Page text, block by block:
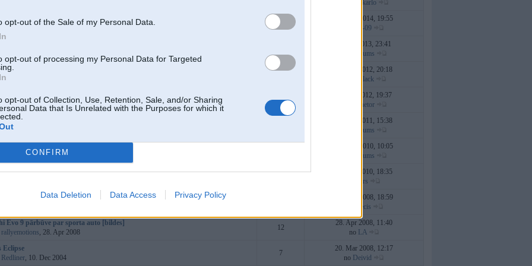
opt-out of the Sale of my Personal Data.
opt-out of processing my Personal Data for Targeted
opt-out of Collection, Use, Retention, Sale, and/or Sharing
Data that Is Unrelated with the Purposes for which it
CONFIRM
Data Deletion Data Access Privacy Policy
Papakarlo
1 2
Sandis_UR
29
30. Dec 2014, 19:55
nik-09
04. Jul 2013, 23:41
briinums
Grandis
tankists69
15. Apr 2012, 20:18
mxblack
Monetor, 31. Jan 2012
1
31. Jan 2012, 19:37
Monetor
@ 333
briinums
28. Jun 2011, 15:38
briinums
, 17. Jan 2008
11. Mar 2010, 10:05
briinums
( 1 2)
20. Feb 2010, 18:35
kars
1 2 3...12)
18. Aug 2008, 18:59
Peecis
Evo 9 pārbūve par sporta auto [bildes]
rallyemotions, 28. Apr 2008
12
28. Apr 2008, 11:40
no LA
Eclipse
Redliner, 10. Dec 2004
7
20. Mar 2008, 12:17
no Deivid